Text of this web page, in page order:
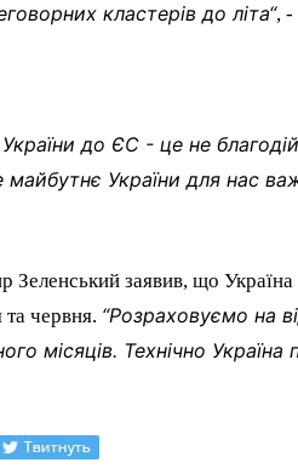
кластерів до літа“, -
до ЄС - це не
майбутнє України для нас
заявив, що Україна
червня. “Розраховуємо на
місяців. Технічно Україна